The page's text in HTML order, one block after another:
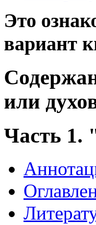
Это
вариант
или
Часть 1.